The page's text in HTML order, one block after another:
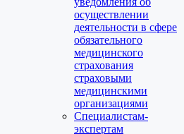
осуществлении
деятельности в сфере
обязательного
медицинского
страхования
страховыми
медицинскими
организациями
Специалистам-
экспертам